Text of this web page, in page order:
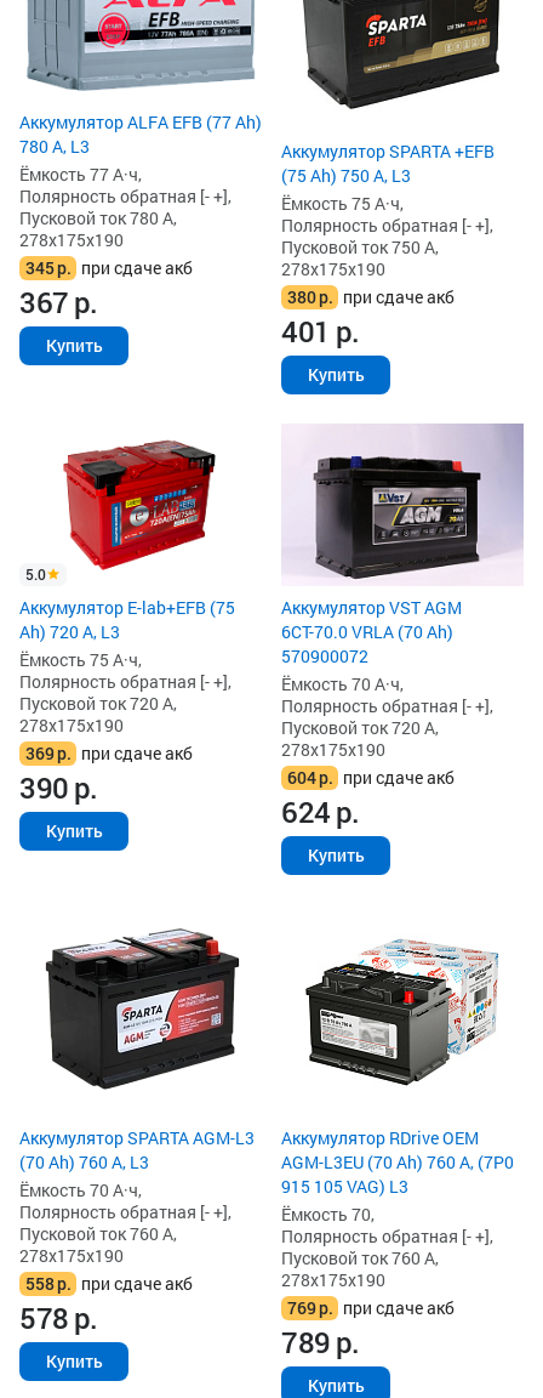
Аккумулятор ALFA EFB (77 Ah)
780 А, L3
Ёмкость 77 А·ч,
Полярность обратная [- +],
Пусковой ток 780 А,
278x175x190
345р. при сдаче акб
367р.
Купить
Аккумулятор SPARTA +EFB
(75 Ah) 750 А, L3
Ёмкость 75 А·ч,
Полярность обратная [- +],
Пусковой ток 750 А,
278x175x190
380р. при сдаче акб
401 р.
Купить
5.0
Аккумулятор E-lab+EFB (75
Ah) 720 А, L3
Ёмкость 75 А·ч,
Полярность обратная [- +],
Пусковой ток 720 А,
278x175x190
369р. при сдаче акб
390р.
Купить
Аккумулятор VST AGM
6СТ-70.0 VRLA (70 Ah)
570900072
Ёмкость 70 А·ч,
Полярность обратная [- +],
Пусковой ток 720 А,
278x175x190
604р. при сдаче акб
624р.
Купить
Аккумулятор SPARTA AGM-L3
(70 Ah) 760 А, L3
Ёмкость 70 А·ч,
Полярность обратная [- +],
Пусковой ток 760 А,
278x175x190
558р. при сдаче акб
578р.
Купить
Аккумулятор RDrive OEM
AGM-L3EU (70 Ah) 760 А, (7P0
915 105 VAG) L3
Ёмкость 70,
Полярность обратная [- +],
Пусковой ток 760 А,
278x175x190
769р. при сдаче акб
789р.
Купить